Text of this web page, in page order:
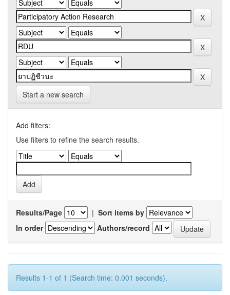
Start a new search
Add filters:
Use filters to refine the search results.
Results/Page | Sort items by
In order
Authors/record
Results 1-1 of 1 (Search time: 0.001 seconds).